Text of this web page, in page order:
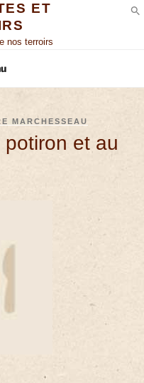
ET
nos terroirs
MARCHESSEAU
et au